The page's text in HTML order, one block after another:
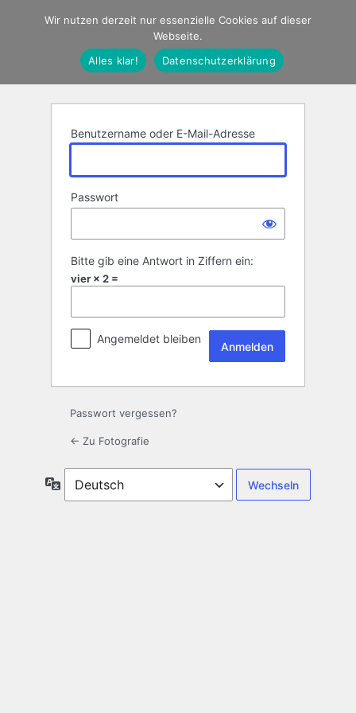
Anmelden
Benutzername oder E-Mail-Adresse
Passwort
Bitte gib eine Antwort in Ziffern ein:
vier × 2 =
Angemeldet bleiben
Passwort vergessen?
← Zu Fotografie
Sprache
Wir nutzen derzeit nur essenzielle Cookies auf dieser
Webseite.
Alles klar!
Datenschutzerklärung